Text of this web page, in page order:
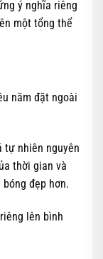
ý nghĩa riêng
một tổng thể
năm đặt ngoài
tự nhiên nguyên
thời gian và
đẹp hơn.
lên bình